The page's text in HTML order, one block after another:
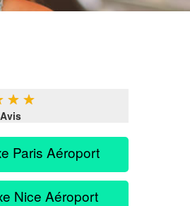
★ ★
Paris Aéroport
Nice Aéroport